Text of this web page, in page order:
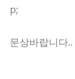
p;
문상바랍니다..